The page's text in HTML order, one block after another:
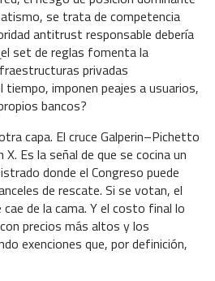
se trata de competencia
antitrust responsable debería
set de reglas fomenta la
privadas
tiempo, imponen peajes a usuarios,
bancos?
capa. El cruce Galperin–Pichetto
Es la señal de que se cocina un
donde el Congreso puede
de rescate. Si se votan, el
de la cama. Y el costo final lo
precios más altos y los
exenciones que, por definición,